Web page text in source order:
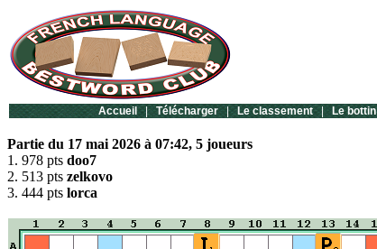
Accueil | Télécharger | Le classement | Le bottin
Partie du 17 mai 2026 à 07:42, 5 joueurs
1. 978 pts doo7
2. 513 pts zelkovo
3. 444 pts lorca